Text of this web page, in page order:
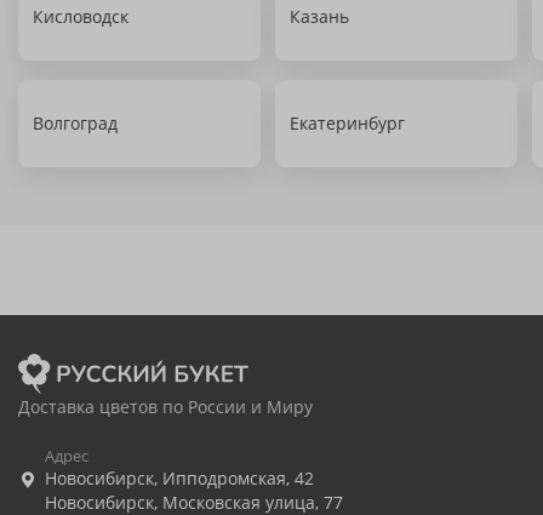
Кисловодск Казань
Волгоград Екатеринбург
Доставка цветов по России и Миру
Адрес
Новосибирск, Ипподромская, 42
Новосибирск, Московская улица, 77